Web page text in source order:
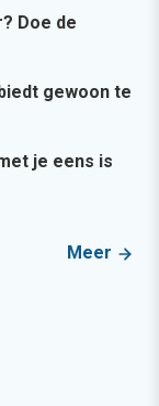
Doe de
gewoon te
je eens is
Meer